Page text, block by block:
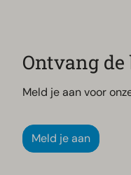
Ontvang
Meld je aan voor
Meld je aan